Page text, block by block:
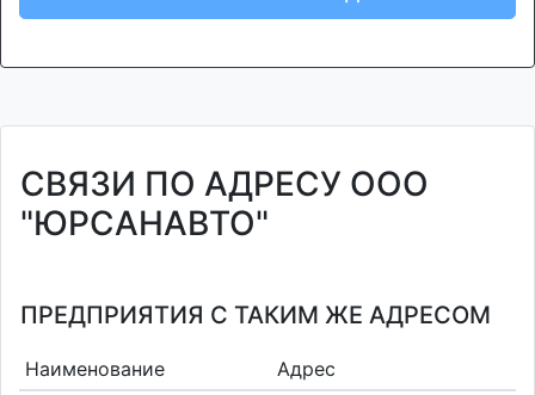
СВЯЗИ ПО АДРЕСУ ООО
"ЮРСАНАВТО"
ПРЕДПРИЯТИЯ С ТАКИМ ЖЕ АДРЕСОМ
Наименование Адрес